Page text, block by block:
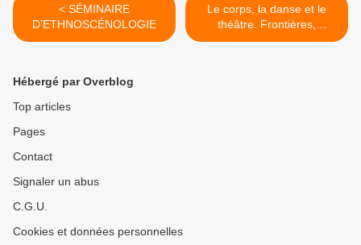
< SÉMINAIRE
D’ETHNOSCÉNOLOGIE
Le corps, la danse et le
théâtre. Frontières,
postures et croisements >
Hébergé par Overblog
Top articles
Pages
Contact
Signaler un abus
C.G.U.
Cookies et données personnelles